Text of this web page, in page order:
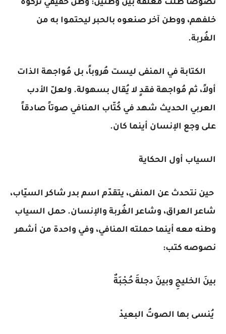
نصوصاً ظلّت مُعلّقة بين وطنين: وطن حقيقي تركوه
خلفهم، ووطن آخر صنعوه بالحبر ليحتموا به من
الغُربة.
الكتابة في المنفى ليست هُروباً، بل مُواجهة الذات
أولاً، ثم مُواجهة فقدٍ لا يُقال بسهولة. ولعلّ الأدب
العربي الحديث شهد في كُتّاب المنافي صوتاً صادقاً
على وجع الإنسان أينما كان.
السياب أول الحكاية
حين نتحدث عن المنفى، يتقدّم اسم بدر شاكر السيّاب،
شاعر العراق، وشاعر الغُربة والإنسان. حمل السياب
وطنه معه أينما حملته المنافي، وفي واحدة من أشهر
نصوصه كتب:
بينَ الخليجِ وبينَ دجلةَ حُجْبَةٌ
يُنسى بها الصوتُ البعيدْ